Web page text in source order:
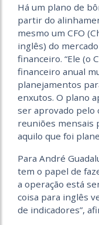
Há um plano de
partir do
mesmo um CFO
inglês) do
financeiro. “Ele (o
financeiro anual
planejamentos
enxutos. O plano
ser aprovado pelo
reuniões mensais
aquilo que foi
Para André
tem o papel de
a operação está
coisa para inglês
de indicadores”,